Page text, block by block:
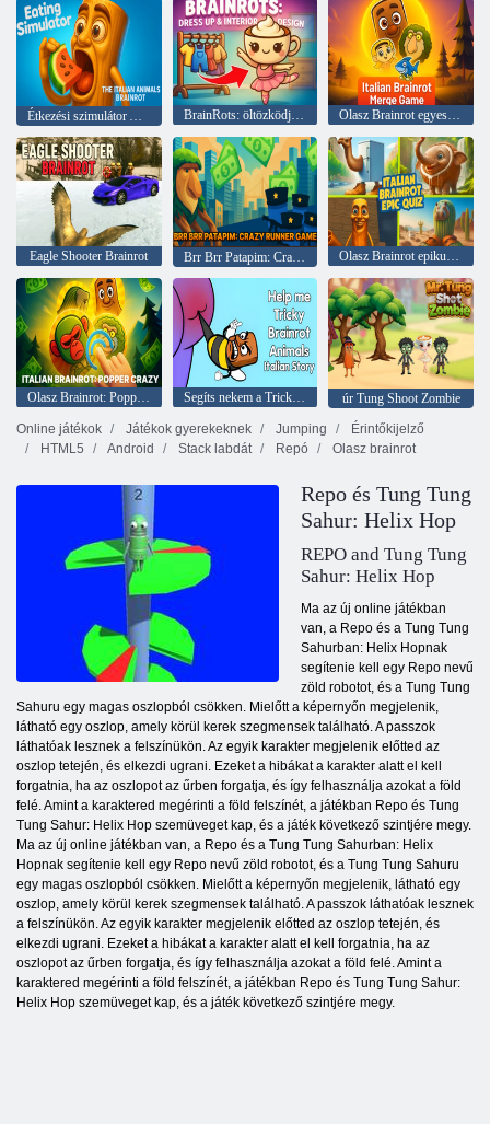
Étkezési szimulátor Az olasz állatok agyrot BrainRots: öltözködjön és belsőépítészet Olasz Brainrot egyesítési játék
Eagle Shooter Brainrot Brr Brr Patapim: Crazy Runner Game Olasz Brainrot epikus kvíz
Segíts nekem a Tricky Brainrot Animals olasz története
úr Tung Shoot Zombie
Online játékok
Játékok gyerekeknek Jumping
Érintőkijelző
HTML5
Android Stack labdát Repó Olasz brainrot
Repo és Tung Tung
Sahur: Helix Hop
REPO and Tung Tung
Sahur: Helix Hop
Ma az új online játékban
van, a Repo és a Tung Tung
Sahurban: Helix Hopnak
segítenie kell egy Repo nevű
zöld robotot, és a Tung Tung
Sahuru egy magas oszlopból csökken. Mielőtt a képernyőn megjelenik,
látható egy oszlop, amely körül kerek szegmensek található. A passzok
láthatóak lesznek a felszínükön. Az egyik karakter megjelenik előtted az
oszlop tetején, és elkezdi ugrani. Ezeket a hibákat a karakter alatt el kell
forgatnia, ha az oszlopot az űrben forgatja, és így felhasználja azokat a föld
felé. Amint a karaktered megérinti a föld felszínét, a játékban Repo és Tung
Tung Sahur: Helix Hop szemüveget kap, és a játék következő szintjére megy.
Ma az új online játékban van, a Repo és a Tung Tung Sahurban: Helix
Hopnak segítenie kell egy Repo nevű zöld robotot, és a Tung Tung Sahuru
egy magas oszlopból csökken. Mielőtt a képernyőn megjelenik, látható egy
oszlop, amely körül kerek szegmensek található. A passzok láthatóak lesznek
a felszínükön. Az egyik karakter megjelenik előtted az oszlop tetején, és
elkezdi ugrani. Ezeket a hibákat a karakter alatt el kell forgatnia, ha az
oszlopot az űrben forgatja, és így felhasználja azokat a föld felé. Amint a
karaktered megérinti a föld felszínét, a játékban Repo és Tung Tung Sahur:
Helix Hop szemüveget kap, és a játék következő szintjére megy.